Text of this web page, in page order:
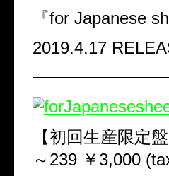
『for Japanese
2019.4.17
【初回生産限定盤
～ 239 ￥ 3,000